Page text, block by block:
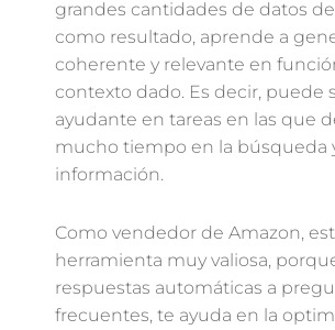
grandes cantidades de datos de
como resultado, aprende a
coherente y relevante en
contexto dado. Es decir, puede
ayudante en tareas en las que
mucho tiempo en la búsqueda
información.
Como vendedor de Amazon,
herramienta muy valiosa,
respuestas automáticas a
frecuentes, te ayuda en la